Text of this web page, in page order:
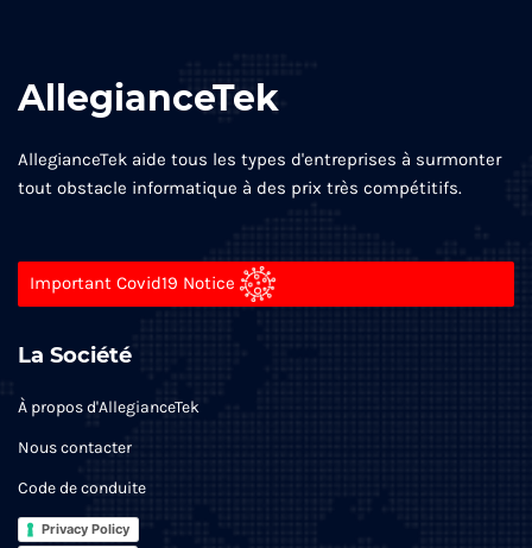
AllegianceTek
AllegianceTek aide tous les types d'entreprises à surmonter
tout obstacle informatique à des prix très compétitifs.
Important Covid19 Notice
La Société
À propos d'AllegianceTek
Nous contacter
Code de conduite
Privacy Policy